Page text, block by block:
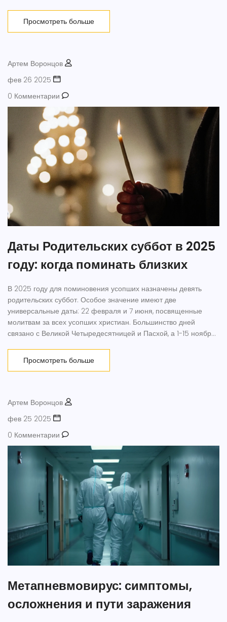
Просмотреть больше
Артем Воронцов
фев 26 2025
0 Комментарии
Даты Родительских суббот в 2025
году: когда поминать близких
В 2025 году для поминовения усопших назначены девять
родительских суббот. Особое значение имеют две
универсальные даты: 22 февраля и 7 июня, посвященные
молитвам за всех усопших христиан. Большинство дней
связано с Великой Четыредесятницей и Пасхой, а 1-15 ноября
Просмотреть больше
Артем Воронцов
фев 25 2025
0 Комментарии
Метапневмовирус: симптомы,
осложнения и пути заражения